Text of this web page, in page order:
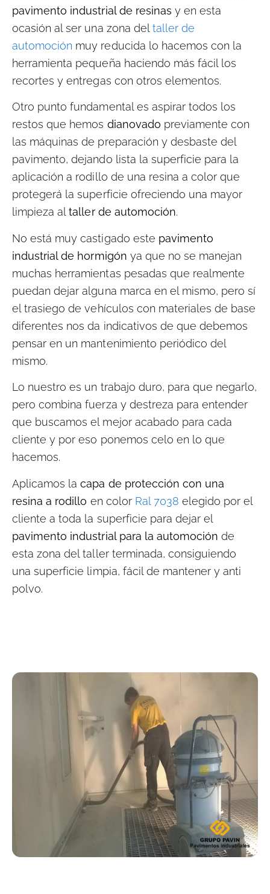
pavimento industrial de resinas y en esta
ocasión al ser una zona del taller de
automoción muy reducida lo hacemos con la
herramienta pequeña haciendo más fácil los
recortes y entregas con otros elementos.
Otro punto fundamental es aspirar todos los
restos que hemos dianovado previamente con
las máquinas de preparación y desbaste del
pavimento, dejando lista la superficie para la
aplicación a rodillo de una resina a color que
protegerá la superficie ofreciendo una mayor
limpieza altaller de automoción.
No está muy castigado este pavimento
industrial de hormigón ya que no se manejan
muchas herramientas pesadas que realmente
puedan dejar alguna marca en el mismo, pero sí
el trasiego de vehículos con materiales de base
diferentes nos da indicativos de que debemos
pensar en un mantenimiento periódico del
mismo.
Lo nuestro es un trabajo duro, para que negarlo,
pero combina fuerza y destreza para entender
que buscamos el mejor acabado para cada
cliente y por eso ponemos celo en lo que
hacemos.
Aplicamos lacapa de protección con una
resina a rodillo en color Ral 7038 elegido por el
cliente a toda la superficie para dejar el
pavimento industrial para la automoción de
esta zona del taller terminada, consiguiendo
una superficie limpia, fácil de mantener y anti
polvo.